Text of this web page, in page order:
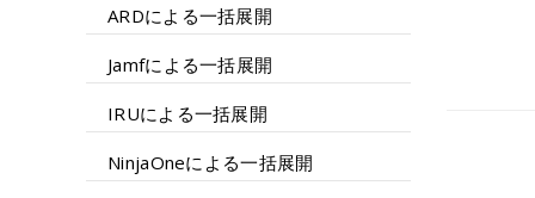
ARDによる一括展開
Jamfによる一括展開
IRUによる一括展開
NinjaOneによる一括展開